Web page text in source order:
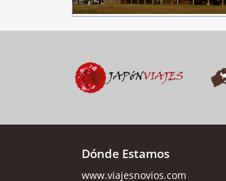
Dónde Estamos
www.viajesnovios.com